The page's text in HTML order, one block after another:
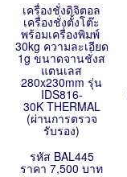
เครื่องชั่งดิจิตอล
เครื่องชั่งตั้งโต๊ะ
พร้อมเครื่องพิมพ์
30kg ความละเอียด
1g ขนาดจานชั่งส
แตนเลส
280x230mm รุ่น
IDS816-
30K THERMAL
(ผ่านการตรวจ
รับรอง)
รหัส BAL445
ราคา 7,500 บาท